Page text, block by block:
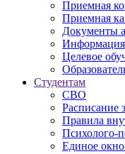
Приемная
Приемная
Дoкументы
Целевое
Студентам
СВО
Расписание
Правила
Психолого-
Единое